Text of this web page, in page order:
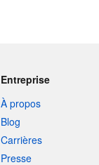
Entreprise
À propos
Blog
Carrières
Presse